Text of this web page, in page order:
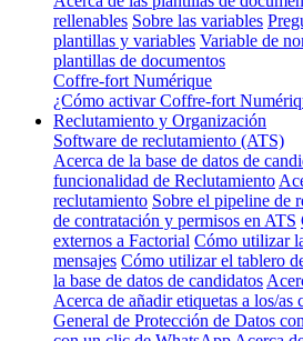
rellenables Sobre las variables
plantillas y variables Variable de
plantillas de documentos
Coffre-fort Numérique
¿Cómo activar Coffre-fort
Reclutamiento y Organización
Software de reclutamiento (ATS)
Acerca de la base de datos de
funcionalidad de Reclutamiento
reclutamiento Sobre el pipeline de
de contratación y permisos en ATS
externos a Factorial Cómo utilizar
mensajes Cómo utilizar el tablero
la base de datos de candidatos
Acerca de añadir etiquetas a los/as
General de Protección de Datos